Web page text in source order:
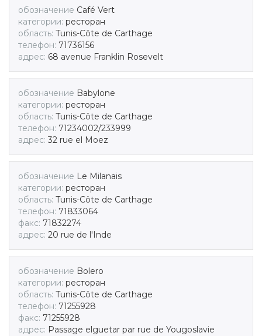
обозначение Café Vert
категории: ресторан
область: Tunis-Côte de Carthage
телефон: 71736156
адрес: 68 avenue Franklin Rosevelt
обозначение Babylone
категории: ресторан
область: Tunis-Côte de Carthage
телефон: 71234002/233999
адрес: 32 rue el Moez
обозначение Le Milanais
категории: ресторан
область: Tunis-Côte de Carthage
телефон: 71833064
факс: 71832274
адрес: 20 rue de l'Inde
обозначение Bolero
категории: ресторан
область: Tunis-Côte de Carthage
телефон: 71255928
факс: 71255928
адрес: Passage elguetar par rue de Yougoslavie